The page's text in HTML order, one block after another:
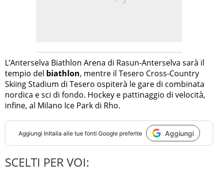
L’Anterselva Biathlon Arena di Rasun-Anterselva sarà il
tempio del biathlon, mentre il Tesero Cross-Country
Skiing Stadium di Tesero ospiterà le gare di combinata
nordica e sci di fondo. Hockey e pattinaggio di velocità,
infine, al Milano Ice Park di Rho.
Aggiungi InItalia alle tue fonti Google preferite Aggiungi
SCELTI PER VOI: